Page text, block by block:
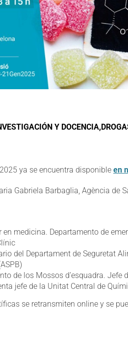
Y
ya se encuentra disponible en
Gabriela Barbaglia, Agència de
en medicina. Departamento de
del Departament de Seguretat
de los Mossos d’esquadra. Jefe
jefe de la Unitat Central de
se retransmiten online y se